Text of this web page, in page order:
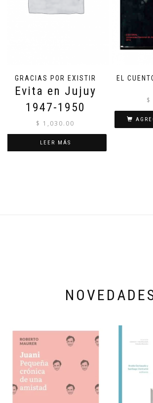
GRACIAS POR EXISTIR
Evita en Jujuy
1947-1950
$ 1,030.00
LEER MÁS
EL
$